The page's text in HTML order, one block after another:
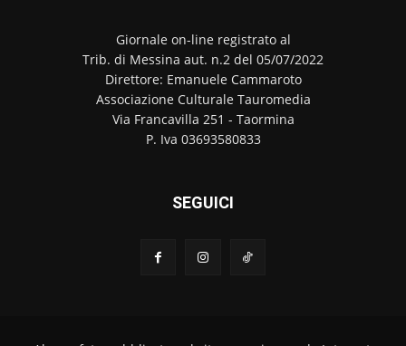
Giornale on-line registrato al
Trib. di Messina aut. n.2 del 05/07/2022
Direttore: Emanuele Cammaroto
Associazione Culturale Tauromedia
Via Francavilla 251 - Taormina
P. Iva 03693580833
SEGUICI